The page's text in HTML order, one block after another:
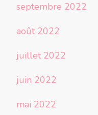
septembre 2022
août 2022
juillet 2022
juin 2022
mai 2022